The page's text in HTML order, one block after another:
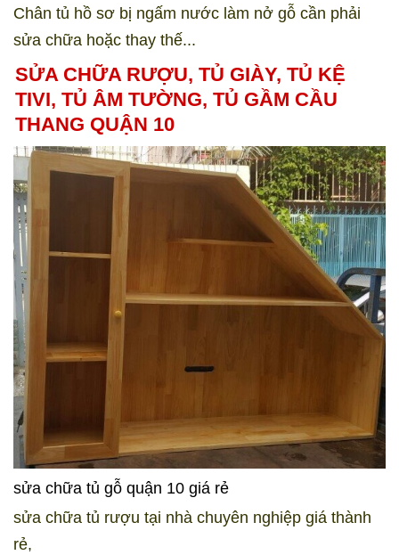
Chân tủ hồ sơ bị ngấm nước làm nở gỗ cần phải
sửa chữa hoặc thay thế...
SỬA CHỮA RƯỢU, TỦ GIÀY, TỦ KỆ
TIVI, TỦ ÂM TƯỜNG, TỦ GẦM CẦU
THANG QUẬN 10
sửa chữa tủ gỗ quận 10 giá rẻ
sửa chữa tủ rượu tại nhà chuyên nghiệp giá thành
rẻ,